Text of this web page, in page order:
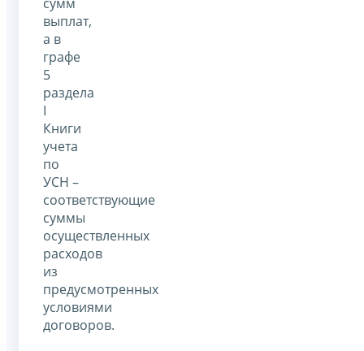
выплат,
а в
графе
5
раздела
I
Книги
учета
по
УСН –
соответствующие
суммы
осуществленных
расходов
из
предусмотренных
условиями
договоров.